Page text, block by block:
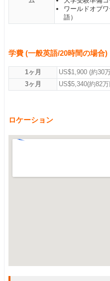
ワールドオブ
語）
学費 (一般英語/20時間の場合
1ヶ月
US$1,900 (約30
3ヶ月
US$5,340(約82
ロケーション